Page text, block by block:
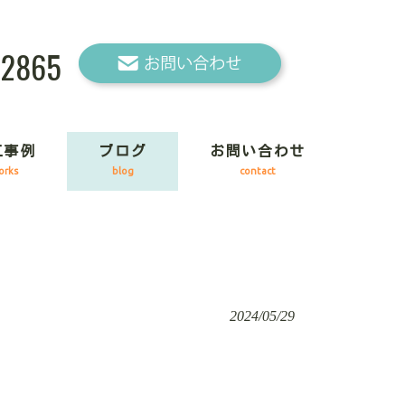
例 ブログ
blog
お問い合わせ
contact
2024/05/29